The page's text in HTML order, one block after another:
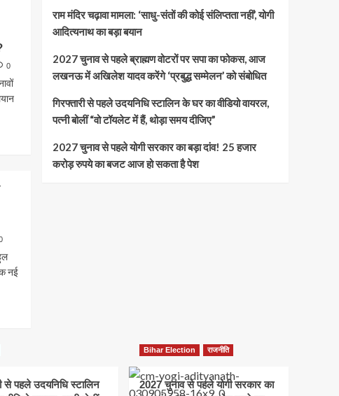
0
नई
राम मंदिर चढ़ावा मामला: ‘साधु-संतों की कोई संलिप्तता नहीं’, योगी
आदित्यनाथ का बड़ा बयान
2027 चुनाव से पहले ब्राह्मण वोटरों पर सपा का फोकस, आज
लखनऊ में अखिलेश यादव करेंगे ‘प्रबुद्ध सम्मेलन’ को संबोधित
गिरफ्तारी से पहले उदयनिधि स्टालिन के घर का वीडियो वायरल,
पत्नी बोलीं “वो टॉयलेट में हैं, थोड़ा समय दीजिए”
2027 चुनाव से पहले योगी सरकार का बड़ा दांव! 25 हजार
करोड़ रुपये का बजट आज हो सकता है पेश
से पहले उदयनिधि स्टालिन
Bihar Election राजनीति
2027 चुनाव से पहले योगी सरकार का